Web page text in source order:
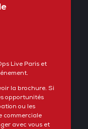
Live Paris et
la brochure. Si
opportunités
ou les
commerciale
avec vous et